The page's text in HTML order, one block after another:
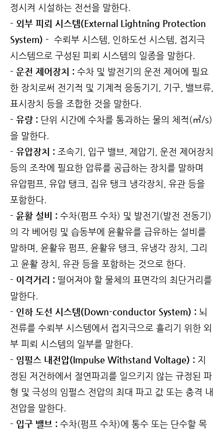
정시켜 시설하는 전선을 말한다.
- 외부 피뢰 시스템(External Lightning Protection
System) - 수뢰부 시스템, 인하도선 시스템, 접지극
시스템으로 구성된 피뢰 시스템의 일종을 말한다.
- 운전 제어장치 : 수차 및 발전기의 운전 제어에 필요
한 장치로써 전기적 및 기계적 응동기기, 기구, 밸브류,
표시장치 등을 조합한 것을 말한다.
- 유량 : 단위 시간에 수차를 통과하는 물의 체적(㎥/s)
을 말한다.
- 유압장치 : 조속기, 입구 밸브, 제압기, 운전 제어장치
등의 조작에 필요한 압류를 공급하는 장치를 말하며
유압펌프, 유압 탱크, 집유 탱크 냉각장치, 유관 등을
포함한다.
- 윤활 설비 : 수차(펌프 수차) 및 발전기(발전 전동기)
의 각 베어링 및 습동부에 윤활유를 급유하는 설비를
말하며, 윤활유 펌프, 윤활유 탱크, 유냉각 장치, 그리
고 윤활 장치, 유관 등을 포함하는 것으로 한다.
- 이격거리 : 떨어져야 할 물체의 표면각의 최단거리를
말한다.
- 인하 도선 시스템(Down-conductor System) : 뇌
전류를 수뢰부 시스템에서 접지극으로 흘리기 위한 외
부 피뢰 시스템의 일부를 말한다.
- 임펄스 내전압(Impulse Withstand Voltage) : 지
정된 저건하에서 절연파괴를 일으키지 않는 규정된 파
형 및 극성의 임펄스 전압의 최대 파고 값 또는 충격 내
전압을 말한다.
- 입구 밸브 : 수차(펌프 수차)에 통수 또는 단수할 목